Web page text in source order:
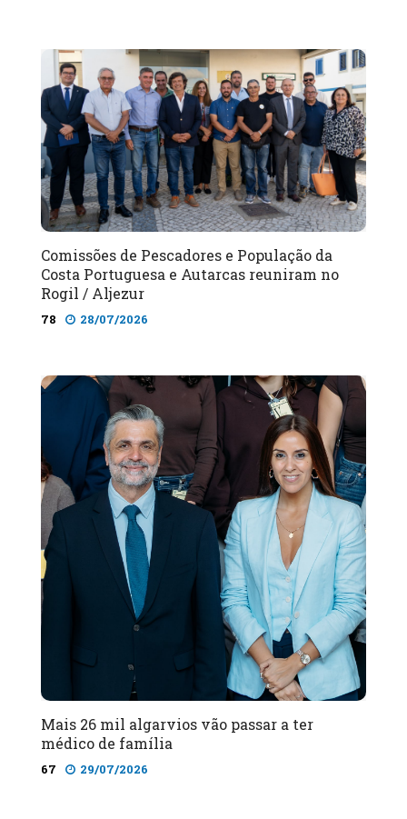
Comissões de Pescadores e População da
Costa Portuguesa e Autarcas reuniram no
Rogil / Aljezur
78 28/07/2026
Mais 26 mil algarvios vão passar a ter
médico de família
67 29/07/2026